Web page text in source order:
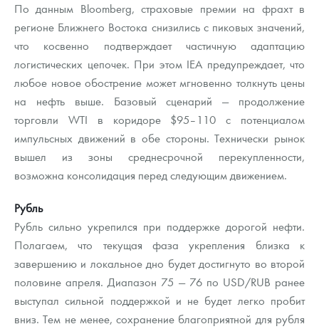
По данным Bloomberg, страховые премии на фрахт в
регионе Ближнего Востока снизились с пиковых значений,
что косвенно подтверждает частичную адаптацию
логистических цепочек. При этом IEA предупреждает, что
любое новое обострение может мгновенно толкнуть цены
на нефть выше. Базовый сценарий — продолжение
торговли WTI в коридоре $95–110 с потенциалом
импульсных движений в обе стороны. Технически рынок
вышел из зоны среднесрочной перекупленности,
возможна консолидация перед следующим движением.
Рубль
Рубль сильно укрепился при поддержке дорогой нефти.
Полагаем, что текущая фаза укрепления близка к
завершению и локальное дно будет достигнуто во второй
половине апреля. Диапазон 75 — 76 по USD/RUB ранее
выступал сильной поддержкой и не будет легко пробит
вниз. Тем не менее, сохранение благоприятной для рубля